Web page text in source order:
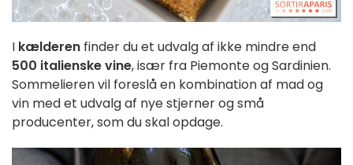
I kælderen finder du et udvalg af ikke mindre end
500 italienske vine, især fra Piemonte og Sardinien.
Sommelieren vil foreslå en kombination af mad og
vin med et udvalg af nye stjerner og små
producenter, som du skal opdage.